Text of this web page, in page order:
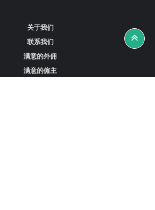
关于我们
联系我们
满意的外佣
满意的僱主